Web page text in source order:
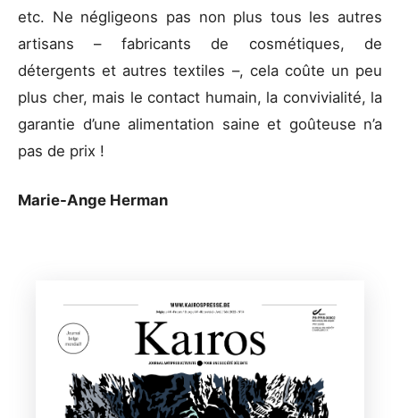
etc. Ne négligeons pas non plus tous les autres
artisans – fabricants de cosmétiques, de
détergents et autres textiles –, cela coûte un peu
plus cher, mais le contact humain, la convivialité, la
garantie d’une alimentation saine et goûteuse n’a
pas de prix !
Marie-Ange Herman